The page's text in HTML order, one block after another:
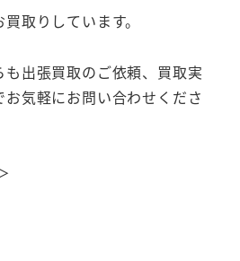
取りしています。
も出張買取のご依頼、買取実
気軽にお問い合わせくださ